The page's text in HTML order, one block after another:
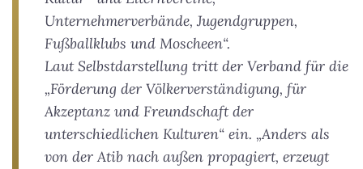
Unternehmerverbände, Jugendgruppen,
Fußballklubs und Moscheen“.
Laut Selbstdarstellung tritt der Verband für die
„Förderung der Völkerverständigung, für
Akzeptanz und Freundschaft der
unterschiedlichen Kulturen“ ein. „Anders als
von der Atib nach außen propagiert, erzeugt